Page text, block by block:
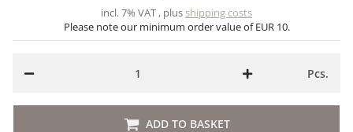
incl. 7% VAT , plusshipping costs
Please note our minimum order value of EUR 10.
Pcs.
ADD TO BASKET